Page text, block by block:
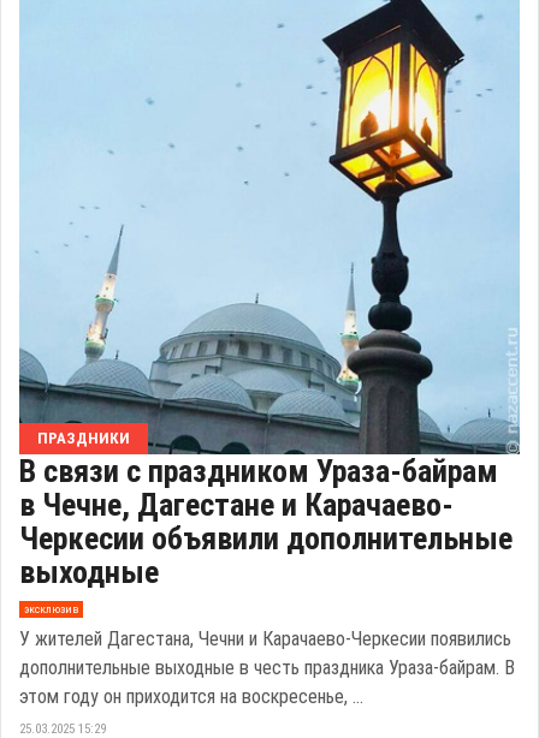
ПРАЗДНИКИ
В связи с праздником Ураза-байрам
в Чечне, Дагестане и Карачаево-
Черкесии объявили дополнительные
выходные
эксклюзив
У жителей Дагестана, Чечни и Карачаево-Черкесии появились
дополнительные выходные в честь праздника Ураза-байрам. В
этом году он приходится на воскресенье, ...
25.03.2025 15:29